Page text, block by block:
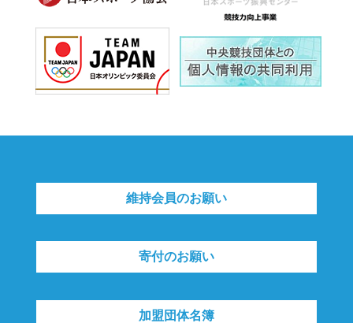
維持会員のお願い
寄付のお願い
加盟団体名簿